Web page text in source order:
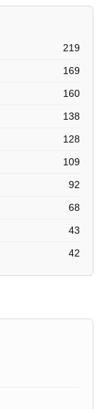
219
169
160
138
128
109
92
68
43
42